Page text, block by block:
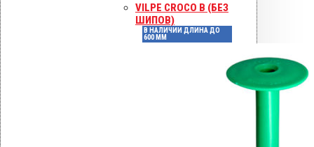
VILPE CROCO B (БЕЗ
ШИПОВ)
В НАЛИЧИИ ДЛИНА ДО
600 ММ